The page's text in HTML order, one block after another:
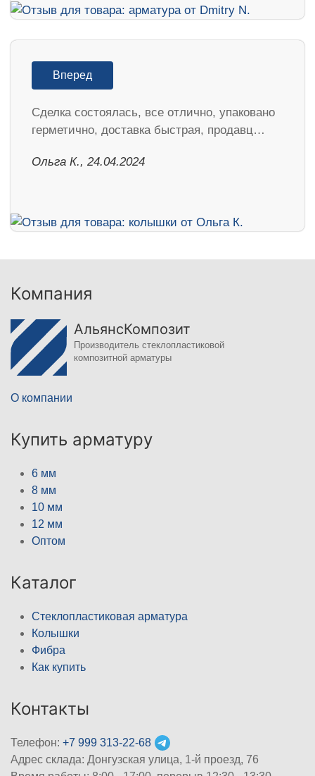
Вперед
Сделка состоялась, все отлично, упаковано
герметично, доставка быстрая, продавц…
Ольга К., 24.04.2024
Компания
АльянсКомпозит
Производитель стеклопластиковой
композитной арматуры
О компании
Купить арматуру
6 мм
8 мм
10 мм
12 мм
Оптом
Каталог
Стеклопластиковая арматура
Колышки
Фибра
Как купить
Контакты
Телефон: +7 999 313-22-68
Адрес склада: Донгузская улица, 1-й проезд, 76